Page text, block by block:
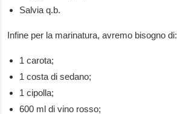
Salvia q.b.
Infine per la marinatura, avremo bisogno di:
1 carota;
1 costa di sedano;
1 cipolla;
600 ml di vino rosso;